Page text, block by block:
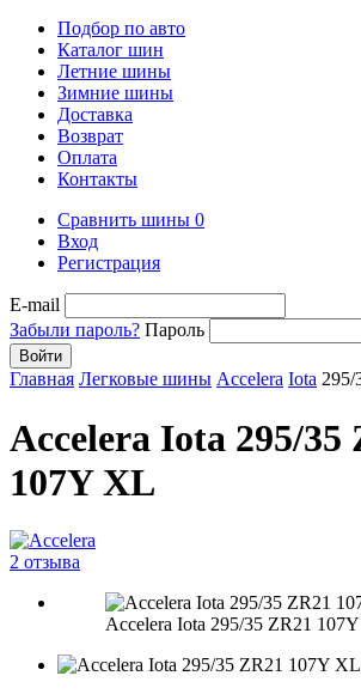
Подбор по авто
Каталог шин
Летние шины
Зимние шины
Доставка
Возврат
Оплата
Контакты
Сравнить шины 0
Вход
Регистрация
E-mail
Забыли пароль? Пароль
Войти
Главная Легковые шины Accelera Iota 295/
Accelera Iota 295/35
107Y XL
2 отзыва
Accelera Iota 295/35 ZR21